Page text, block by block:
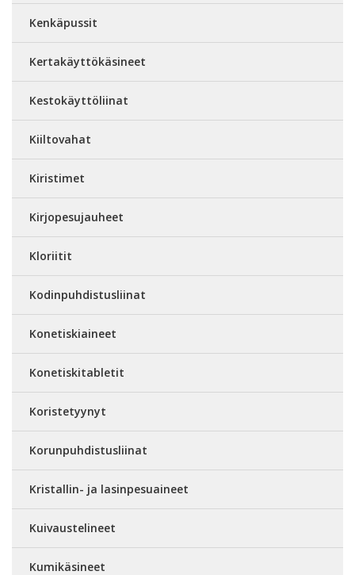
Kenkäpussit
Kertakäyttökäsineet
Kestokäyttöliinat
Kiiltovahat
Kiristimet
Kirjopesujauheet
Kloriitit
Kodinpuhdistusliinat
Konetiskiaineet
Konetiskitabletit
Koristetyynyt
Korunpuhdistusliinat
Kristallin- ja lasinpesuaineet
Kuivaustelineet
Kumikäsineet